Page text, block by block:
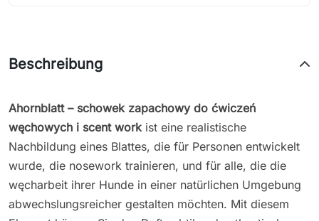
Beschreibung
Ahornblatt – schowek zapachowy do ćwiczeń
węchowych i scent work ist eine realistische
Nachbildung eines Blattes, die für Personen entwickelt
wurde, die nosework trainieren, und für alle, die die
węcharbeit ihrer Hunde in einer natürlichen Umgebung
abwechslungsreicher gestalten möchten. Mit diesem